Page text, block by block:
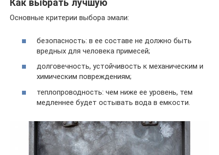
Как выбрать лучшую
Основные критерии выбора эмали:
безопасность: в ее составе не должно быть
вредных для человека примесей;
долговечность, устойчивость к механическим и
химическим повреждениям;
теплопроводность: чем ниже ее уровень, тем
медленнее будет остывать вода в емкости.